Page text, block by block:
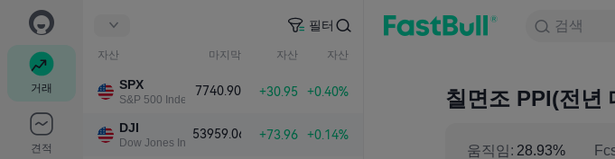
거래
견적
필터
자산 마지막 자산 자산
SPX
S&P 500 Index
7740.90 +30.95 +0.40%
DJI
Dow Jones Industrial Average
53959.06 +73.96 +0.14%
검색
검색
칠면조 PPI(전년
움직임: 28.93%